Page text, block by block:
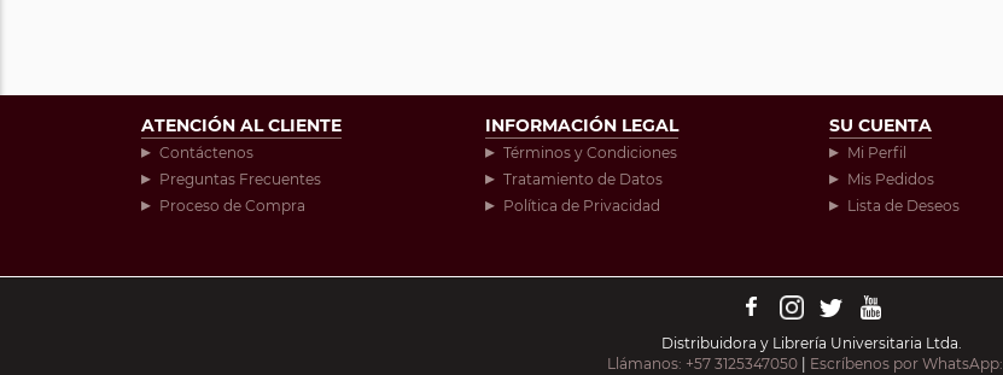
ATENCIÓN AL CLIENTE
Contáctenos
Preguntas Frecuentes
Proceso de Compra
INFORMACIÓN LEGAL
Términos y Condiciones
Tratamiento de Datos
Política de Privacidad
SU CUENTA
Mi Perfil
Mis Pedidos
Lista de Deseos
Distribuidora y Librería Universitaria Ltda.
Llámanos: +57 3125347050
Escríbenos por WhatsApp: